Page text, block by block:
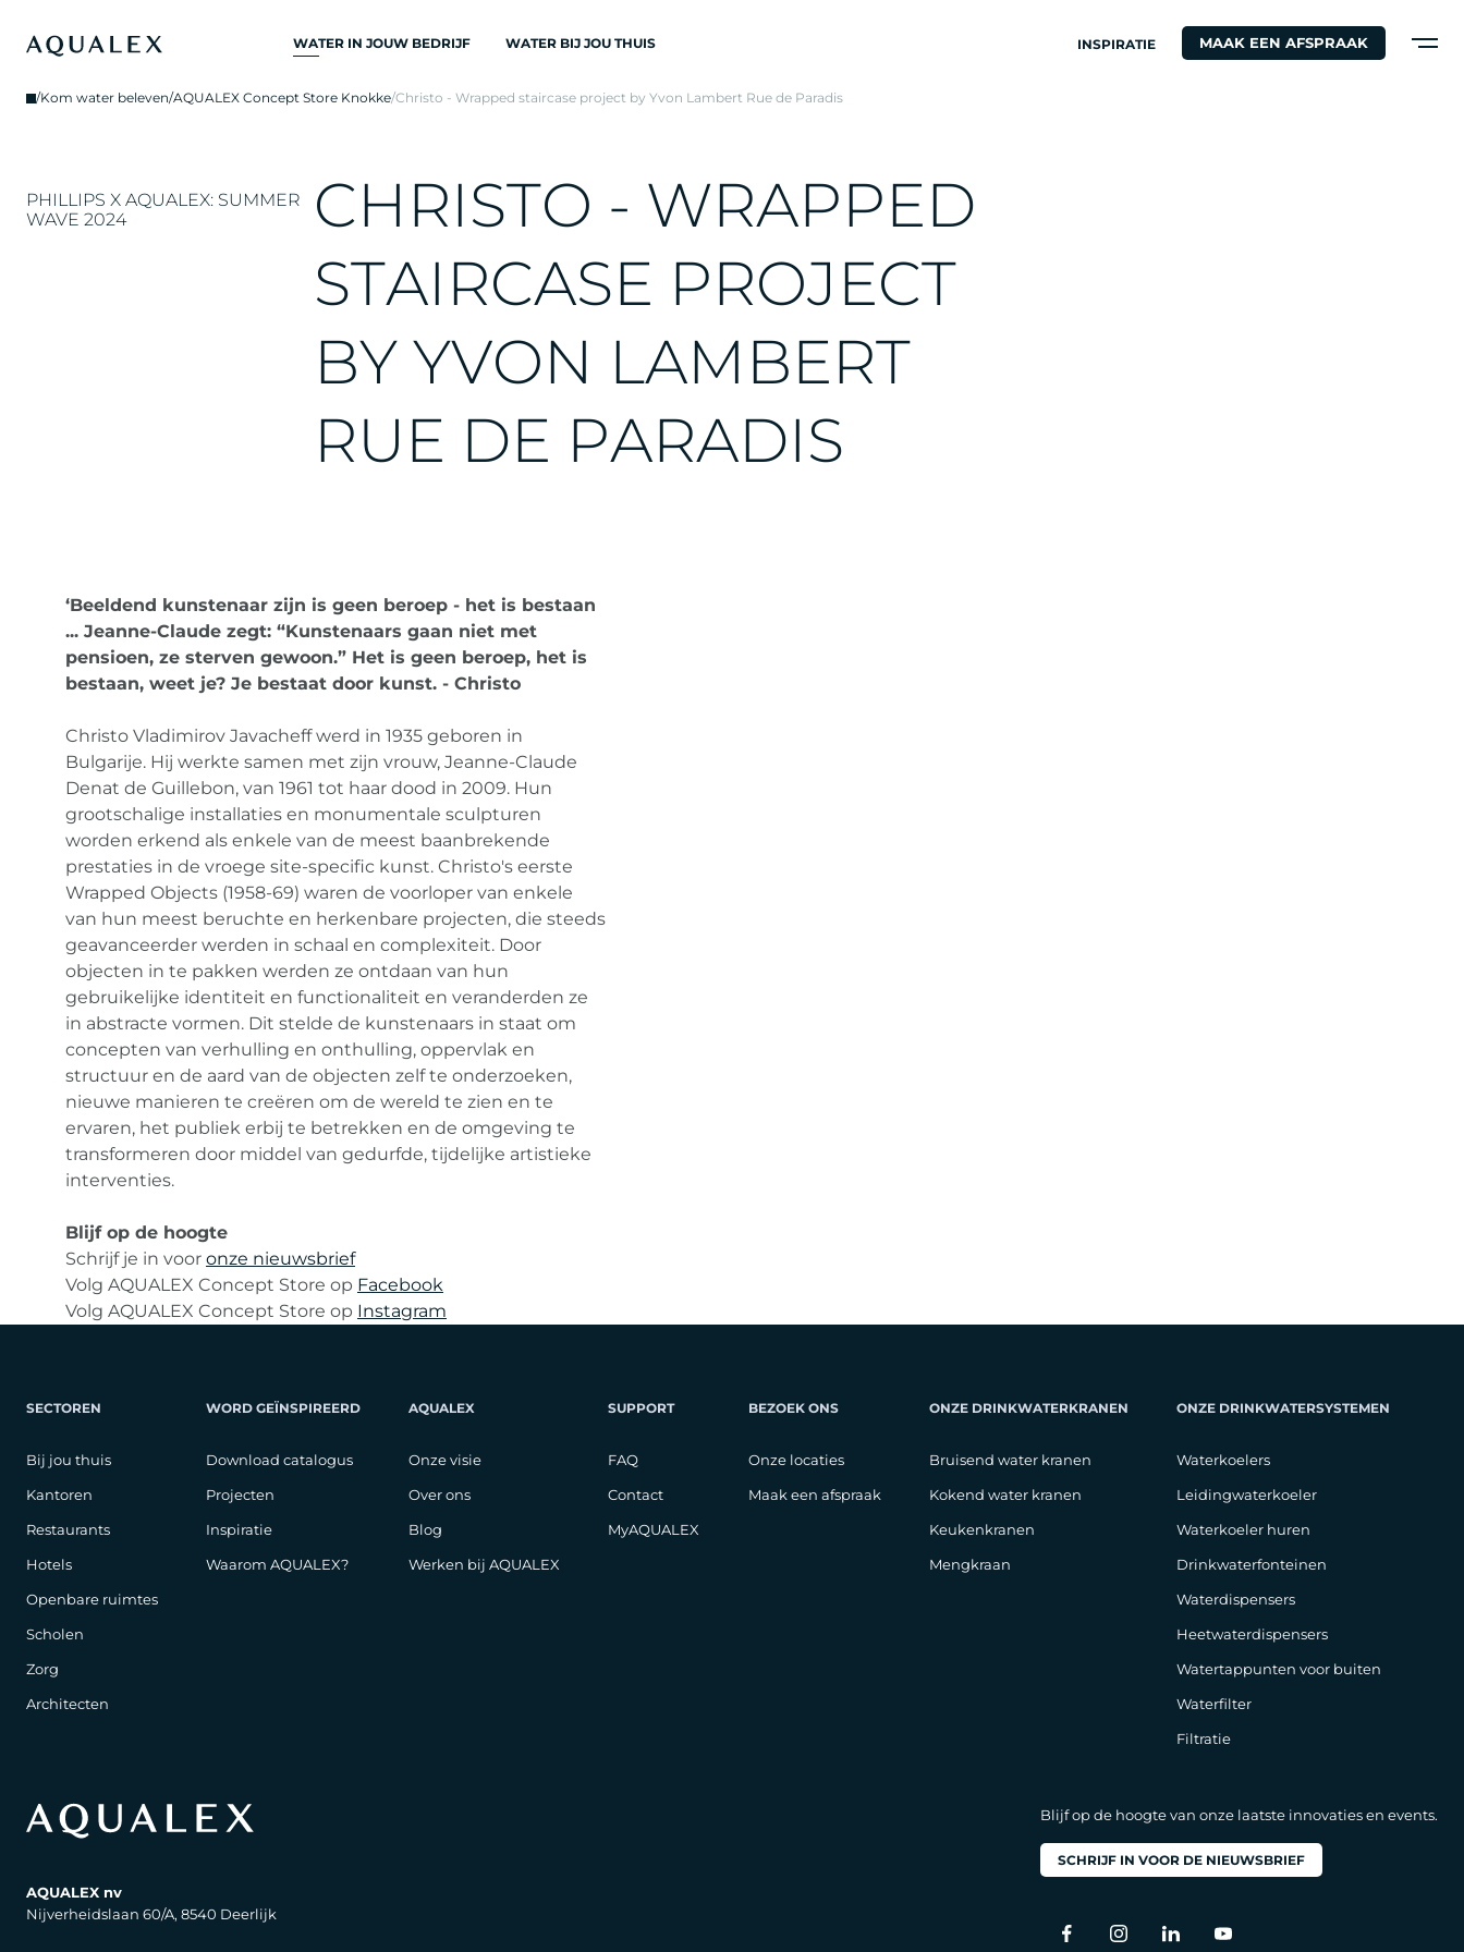
WATER IN JOUW BEDRIJF
ALLE
DRINKWATERSYSTEMEN
KEUKENKRANEN
WATERDISPENSERS
WATERFILTER
WATER BIJ JOU THUIS INSPIRATIE MAAK EEN AFSPRAAK
/Kom water beleven/AQUALEX Concept Store Knokke/Christo - Wrapped staircase project by Yvon Lambert Rue de Paradis
PHILLIPS X AQUALEX: SUMMER
WAVE 2024
CHRISTO - WRAPPED
STAIRCASE PROJECT
BY YVON LAMBERT
RUE DE PARADIS
‘Beeldend kunstenaar zijn is geen beroep - het is bestaan
... Jeanne-Claude zegt: “Kunstenaars gaan niet met
pensioen, ze sterven gewoon.” Het is geen beroep, het is
bestaan, weet je? Je bestaat door kunst. - Christo
Christo Vladimirov Javacheff werd in 1935 geboren in
Bulgarije. Hij werkte samen met zijn vrouw, Jeanne-Claude
Denat de Guillebon, van 1961 tot haar dood in 2009. Hun
grootschalige installaties en monumentale sculpturen
worden erkend als enkele van de meest baanbrekende
prestaties in de vroege site-specific kunst. Christo's eerste
Wrapped Objects (1958-69) waren de voorloper van enkele
van hun meest beruchte en herkenbare projecten, die steeds
geavanceerder werden in schaal en complexiteit. Door
objecten in te pakken werden ze ontdaan van hun
gebruikelijke identiteit en functionaliteit en veranderden ze
in abstracte vormen. Dit stelde de kunstenaars in staat om
concepten van verhulling en onthulling, oppervlak en
structuur en de aard van de objecten zelf te onderzoeken,
nieuwe manieren te creëren om de wereld te zien en te
ervaren, het publiek erbij te betrekken en de omgeving te
transformeren door middel van gedurfde, tijdelijke artistieke
interventies.
Blijf op de hoogte
Schrijf je in voor onze nieuwsbrief
Volg AQUALEX Concept Store op Facebook
Volg AQUALEX Concept Store op Instagram
SECTOREN
Bij jou thuis
Kantoren
Restaurants
Hotels
Openbare ruimtes
Scholen
Zorg
Architecten
WORD GEÏNSPIREERD
Download catalogus
Projecten
Inspiratie
Waarom AQUALEX?
AQUALEX
Onze visie
Over ons
Blog
Werken bij AQUALEX
SUPPORT
FAQ
Contact
MyAQUALEX
BEZOEK ONS
Onze locaties
Maak een afspraak
ONZE DRINKWATERKRANEN
Bruisend water kranen
Kokend water kranen
Keukenkranen
Mengkraan
ONZE DRINKWATERSYSTEMEN
Waterkoelers
Leidingwaterkoeler
Waterkoeler huren
Drinkwaterfonteinen
Waterdispensers
Heetwaterdispensers
Watertappunten voor buiten
Waterfilter
Filtratie
AQUALEX nv
Nijverheidslaan 60/A, 8540 Deerlijk
Blijf op de hoogte van onze laatste innovaties en events.
SCHRIJF IN VOOR DE NIEUWSBRIEF